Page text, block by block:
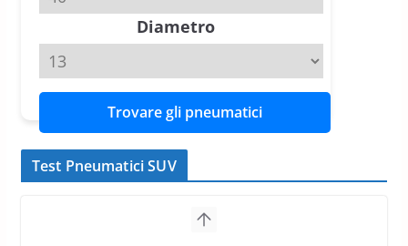
11 Aprile 2026 15 min read
Diametro
Trovare gli pneumatici
Test Pneumatici SUV